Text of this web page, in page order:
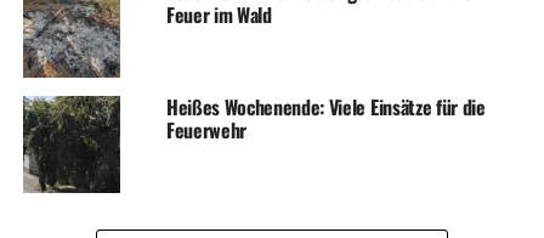
RELATED TOPICS:
UP NEXT
Raubüberfall in der in der Mühlenfeldstraße
DON'T MISS
Engagement für den ländlichen Raum
Feuer im Wald
Heißes Wochenende: Viele Einsätze für die
Feuerwehr